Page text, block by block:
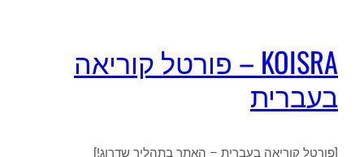
KOISRA – פורטל קוריאה
בעברית
[פורטל קוריאה בעברית – האתר בתהליך שדרוג!]